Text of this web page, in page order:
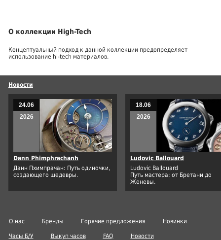
О коллекции High-Tech
Концептуальный подход к данной коллекции предопределяет
использование hi-tech материалов.
Новости
24.06
2026
Dann Phimphrachanh
Данн Пхимпрачан: Путь одиночки,
создающего шедевры.
18.06
2026
Ludovic Ballouard
Ludovic Ballouard
Путь мастера: от Бретани до
Женевы.
О нас Бренды Горячие предложения Новинки
Часы Б/У Выкуп часов FAQ Новости